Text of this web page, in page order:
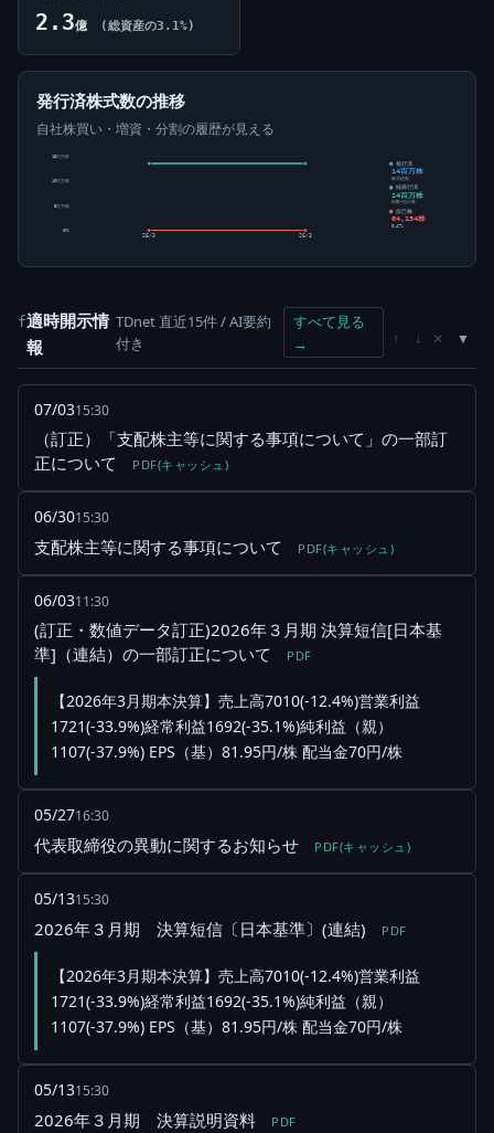
2.3億 (総資産の3.1%)
発行済株式数の推移
自社株買い・増資・分割の履歴が見える
0株
5百万株
10百万株
15百万株
25/3 26/3
発行済
14百万株
株式総数
純発行済
14百万株
総数-自己株
自己株
64,154株
0.47%
f適時開示情
報
TDnet 直近15件 / AI要約
付き
すべて見る
→
↑ ↓ ×
07/0315:30
（訂正）「支配株主等に関する事項について」の一部訂
正について
PDF(キャッシュ)
06/3015:30
支配株主等に関する事項について PDF(キャッシュ)
06/0311:30
(訂正・数値データ訂正)2026年３月期 決算短信[日本基
準]（連結）の一部訂正について
PDF
【2026年3月期本決算】売上高7010(-12.4%)営業利益
1721(-33.9%)経常利益1692(-35.1%)純利益（親）
1107(-37.9%) EPS（基）81.95円/株 配当金70円/株
05/2716:30
代表取締役の異動に関するお知らせ PDF(キャッシュ)
05/1315:30
2026年３月期 決算短信〔日本基準〕(連結) PDF
【2026年3月期本決算】売上高7010(-12.4%)営業利益
1721(-33.9%)経常利益1692(-35.1%)純利益（親）
1107(-37.9%) EPS（基）81.95円/株 配当金70円/株
05/1315:30
2026年３月期 決算説明資料 PDF